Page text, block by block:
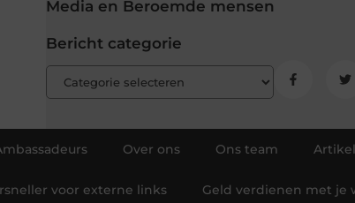
Media en Beroemde mensen
Bericht categorie
Over ons Ons team
voor externe links Geld verdienen met je